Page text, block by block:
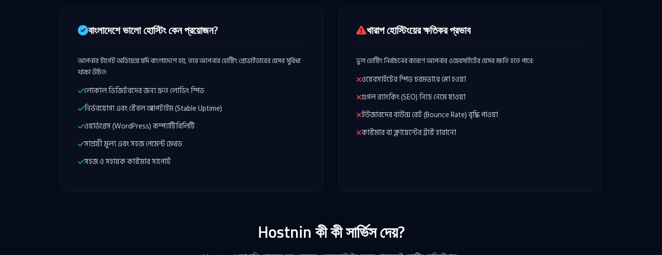
বাংলাদেশে ভালো হোস্টিং কেন প্রয়োজন?
আপনার টার্গেট অডিয়েন্স যদি বাংলাদেশে হয়, তবে আপনার হোস্টিং প্রোভাইডারের যেসব সুবিধা
থাকা উচিত:
লোকাল ভিজিটরদের জন্য দ্রুত লোডিং স্পিড
নির্ভরযোগ্য এবং স্টেবল আপটাইম (Stable Uptime)
ওয়ার্ডপ্রেস (WordPress) কম্প্যাটিবিলিটি
সাশ্রয়ী মূল্য এবং সহজ পেমেন্ট মেথড
সহজ ও সহায়ক কাস্টমার সাপোর্ট
খারাপ হোস্টিংয়ের ক্ষতিকর প্রভাব
ভুল হোস্টিং নির্বাচনের কারণে আপনার ওয়েবসাইটের যেসব ক্ষতি হতে পারে:
ওয়েবসাইটের স্পিড চরমভাবে স্লো হওয়া
গুগল র‍্যাংকিং (SEO) নিচে নেমে যাওয়া
ইউজারদের বাউন্স রেট (Bounce Rate) বৃদ্ধি পাওয়া
কাস্টমার বা ক্লায়েন্টের ট্রাস্ট হারানো
Hostnin কী কী সার্ভিস দেয়?